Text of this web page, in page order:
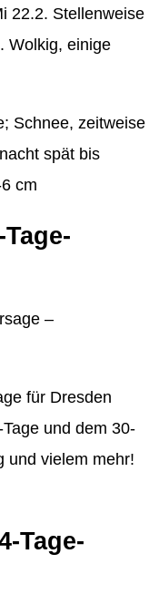
22.2. Stellenweise
Wolkig, einige
Schnee, zeitweise
spät bis
cm
–
für Dresden
und dem 30-
und vielem mehr!
Tage-